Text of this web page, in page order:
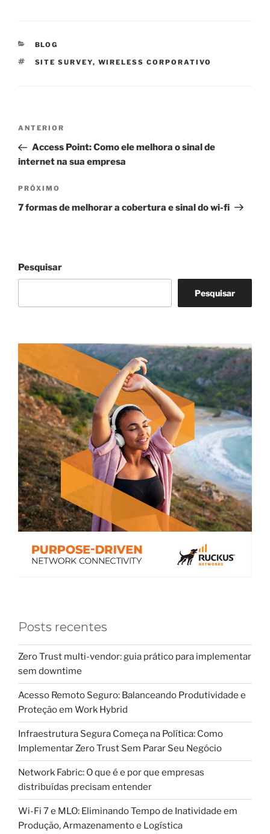
CATEGORIAS
BLOG
TAGS
SITE SURVEY, WIRELESS CORPORATIVO
Navegação
Post
Post
anterior
ANTERIOR
Access Point: Como ele melhora o sinal de
internet na sua empresa
Próximo
post
PRÓXIMO
7 formas de melhorar a cobertura e sinal do wi-fi
Pesquisar
Pesquisar
Posts recentes
Zero Trust multi-vendor: guia prático para implementar
sem downtime
Acesso Remoto Seguro: Balanceando Produtividade e
Proteção em Work Hybrid
Infraestrutura Segura Começa na Política: Como
Implementar Zero Trust Sem Parar Seu Negócio
Network Fabric: O que é e por que empresas
distribuídas precisam entender
Wi-Fi 7 e MLO: Eliminando Tempo de Inatividade em
Produção, Armazenamento e Logística